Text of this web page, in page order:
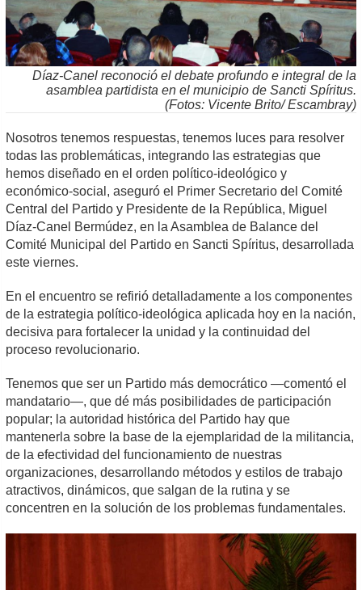
Díaz-Canel reconoció el debate profundo e integral de la
asamblea partidista en el municipio de Sancti Spíritus.
(Fotos: Vicente Brito/ Escambray)
Nosotros tenemos respuestas, tenemos luces para resolver
todas las problemáticas, integrando las estrategias que
hemos diseñado en el orden político-ideológico y
económico-social, aseguró el Primer Secretario del Comité
Central del Partido y Presidente de la República, Miguel
Díaz-Canel Bermúdez, en la Asamblea de Balance del
Comité Municipal del Partido en Sancti Spíritus, desarrollada
este viernes.
En el encuentro se refirió detalladamente a los componentes
de la estrategia político-ideológica aplicada hoy en la nación,
decisiva para fortalecer la unidad y la continuidad del
proceso revolucionario.
Tenemos que ser un Partido más democrático —comentó el
mandatario—, que dé más posibilidades de participación
popular; la autoridad histórica del Partido hay que
mantenerla sobre la base de la ejemplaridad de la militancia,
de la efectividad del funcionamiento de nuestras
organizaciones, desarrollando métodos y estilos de trabajo
atractivos, dinámicos, que salgan de la rutina y se
concentren en la solución de los problemas fundamentales.